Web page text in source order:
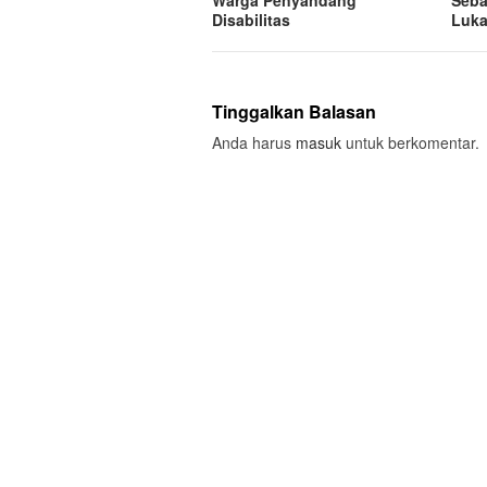
Disabilitas
Tinggalkan Balasan
Anda harus masuk untuk berkomentar.